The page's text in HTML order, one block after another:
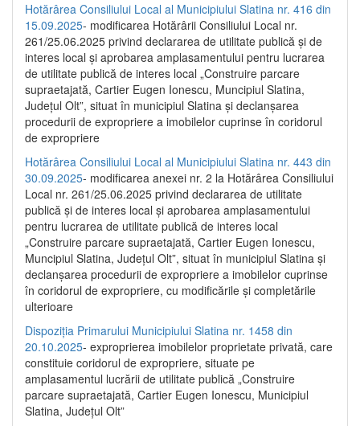
Hotărârea Consiliului Local al Municipiului Slatina nr. 416 din
15.09.2025- modificarea Hotărârii Consiliului Local nr.
261/25.06.2025 privind declararea de utilitate publică și de
interes local și aprobarea amplasamentului pentru lucrarea
de utilitate publică de interes local „Construire parcare
supraetajată, Cartier Eugen Ionescu, Muncipiul Slatina,
Județul Olt”, situat în municipiul Slatina și declanșarea
procedurii de expropriere a imobilelor cuprinse în coridorul
de expropriere
Hotărârea Consiliului Local al Municipiului Slatina nr. 443 din
30.09.2025- modificarea anexei nr. 2 la Hotărârea Consiliului
Local nr. 261/25.06.2025 privind declararea de utilitate
publică şi de interes local şi aprobarea amplasamentului
pentru lucrarea de utilitate publică de interes local
„Construire parcare supraetajată, Cartier Eugen Ionescu,
Muncipiul Slatina, Judeţul Olt”, situat în municipiul Slatina şi
declanşarea procedurii de expropriere a imobilelor cuprinse
în coridorul de expropriere, cu modificările şi completările
ulterioare
Dispoziția Primarului Municipiului Slatina nr. 1458 din
20.10.2025- exproprierea imobilelor proprietate privată, care
constituie coridorul de expropriere, situate pe
amplasamentul lucrării de utilitate publică „Construire
parcare supraetajată, Cartier Eugen Ionescu, Municipiul
Slatina, Județul Olt”